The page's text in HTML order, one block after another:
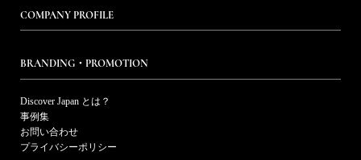
COMPANY PROFILE
BRANDING・PROMOTION
Discover Japan とは？
事例集
お問い合わせ
プライバシーポリシー